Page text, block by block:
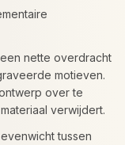
nette overdracht
motieven.
over te
verwijdert.
tussen